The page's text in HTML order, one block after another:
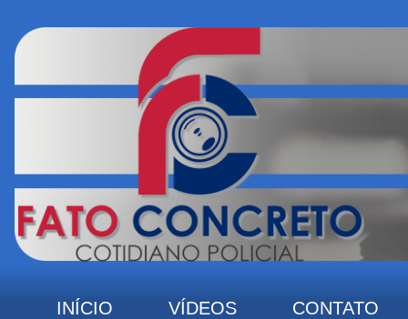
INÍCIO VÍDEOS CONTATO